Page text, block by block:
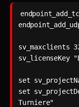
sv_maxclients
sv_licenseKey
set
set
Turniere"